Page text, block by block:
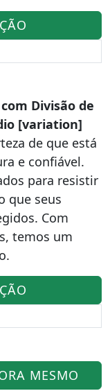
Divisão de
[variation]
de que está
e confiável.
para resistir
que seus
Com
temos um
MESMO